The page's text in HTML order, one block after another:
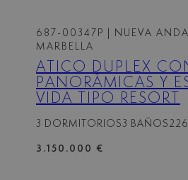
687-00347P
| NUEVA
MARBELLA
ÁTICO DÚPLEX
PANORÁMICAS Y
VIDA TIPO RESORT
3 DORMITORIOS3 BAÑOS
3.150.000 €